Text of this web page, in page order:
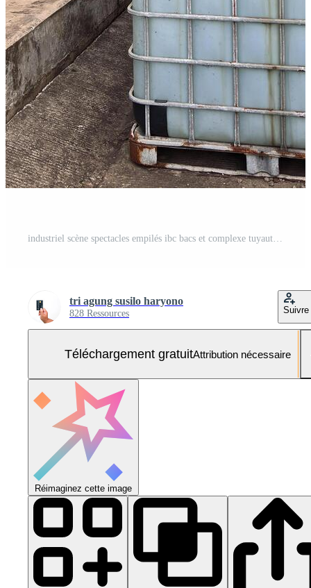
industriel scène spectacles empilés ibc bacs et complexe tuyauterie système dans une raffinerie réglage en dessous de Photo Gratuite
tri agung susilo haryono
828 Ressources Suivre
Téléchargement gratuitAttribution nécessaire
Réimaginez cette image